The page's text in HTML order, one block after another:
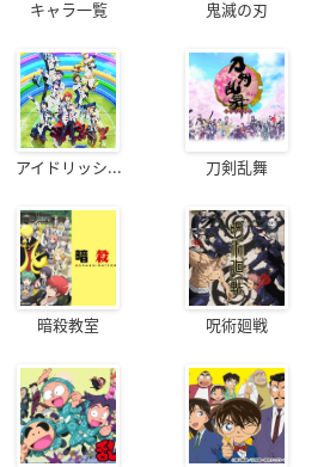
キャラ一覧 鬼滅の刃
アイドリッシ... 刀剣乱舞
暗殺教室 呪術廻戦